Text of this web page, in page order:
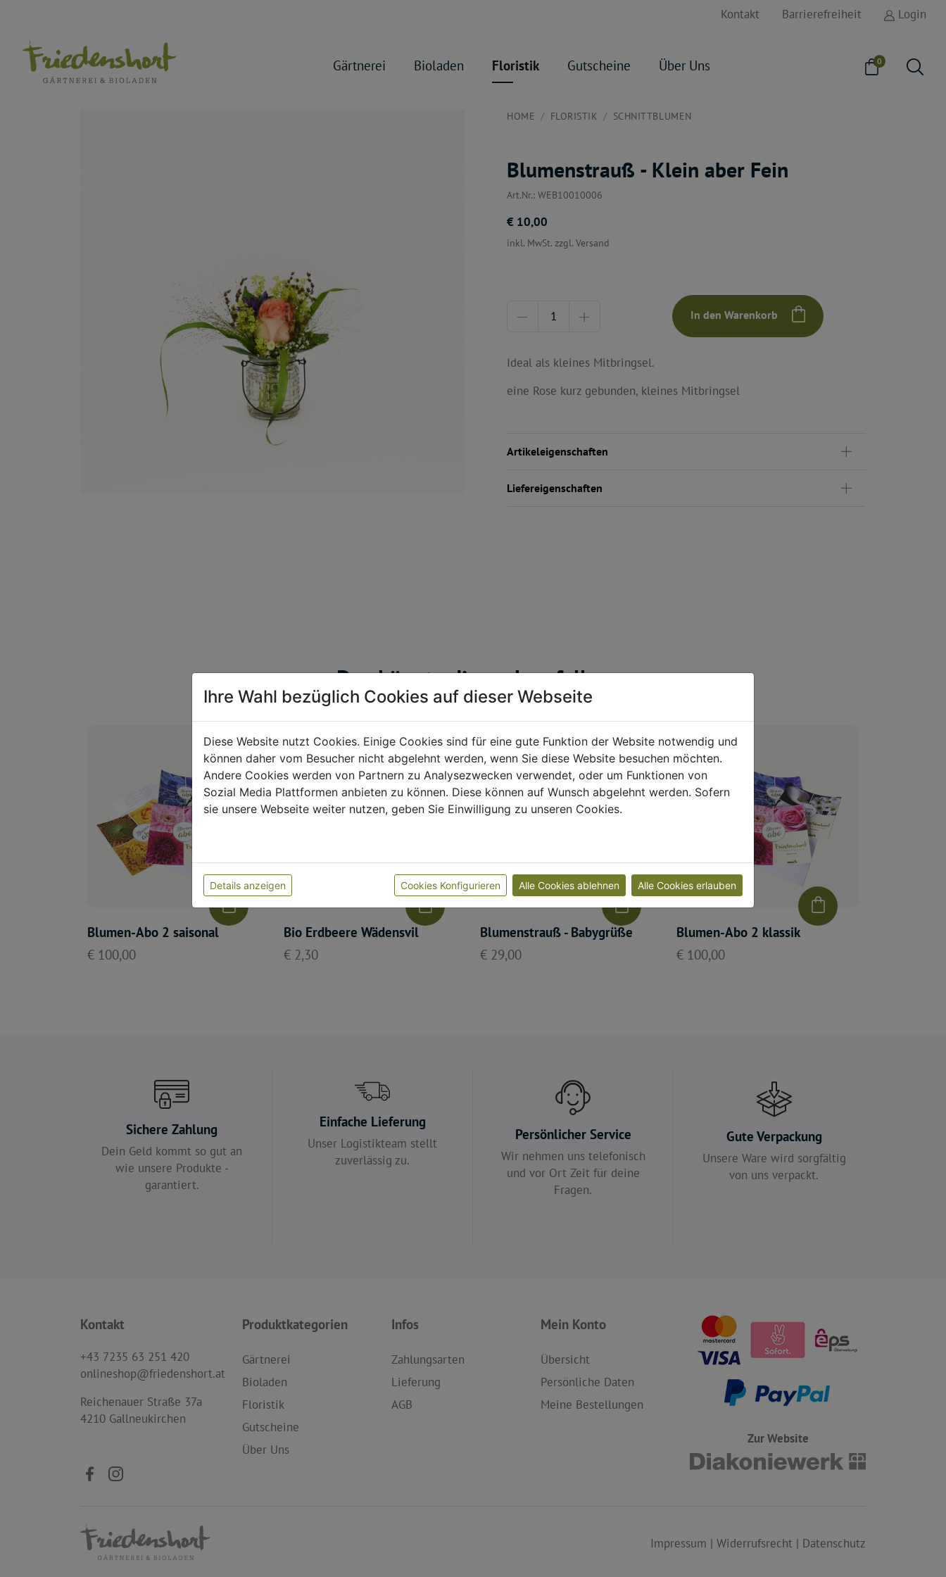
Kontakt Barrierefreiheit Login
Gärtnerei Bioladen Floristik Gutscheine Über Uns 0
HOME FLORISTIK SCHNITTBLUMEN
Blumenstrauß - Klein aber Fein
Art.Nr.: WEB10010006
€ 10,00
inkl. MwSt. zzgl. Versand
In den Warenkorb
Ideal als kleines Mitbringsel.
eine Rose kurz gebunden, kleines Mitbringsel
Artikeleigenschaften
Liefereigenschaften
Das könnte dir auch gefallen
Blumen-Abo 2 saisonal
€ 100,00
Bio Erdbeere Wädensvil
€ 2,30
Blumenstrauß - Babygrüße
€ 29,00
Blumen-Abo 2 klassik
€ 100,00
Sichere Zahlung
Dein Geld kommt so gut an
wie unsere Produkte -
garantiert.
Einfache Lieferung
Unser Logistikteam stellt
zuverlässig zu.
Persönlicher Service
Wir nehmen uns telefonisch
und vor Ort Zeit für deine
Fragen.
Gute Verpackung
Unsere Ware wird sorgfältig
von uns verpackt.
Kontakt
+43 7235 63 251 420
onlineshop@friedenshort.at
Reichenauer Straße 37a
4210 Gallneukirchen
Produktkategorien
Gärtnerei
Bioladen
Floristik
Gutscheine
Über Uns
Infos
Zahlungsarten
Lieferung
AGB
Mein Konto
Übersicht
Persönliche Daten
Meine Bestellungen
Zur Website
Impressum | Widerrufsrecht | Datenschutz
Ihre Wahl bezüglich Cookies auf dieser Webseite
Diese Website nutzt Cookies. Einige Cookies sind für eine gute Funktion der Website notwendig und
können daher vom Besucher nicht abgelehnt werden, wenn Sie diese Website besuchen möchten.
Andere Cookies werden von Partnern zu Analysezwecken verwendet, oder um Funktionen von
Sozial Media Plattformen anbieten zu können. Diese können auf Wunsch abgelehnt werden. Sofern
sie unsere Webseite weiter nutzen, geben Sie Einwilligung zu unseren Cookies.
Details anzeigen Cookies Konfigurieren Alle Cookies ablehnen Alle Cookies erlauben